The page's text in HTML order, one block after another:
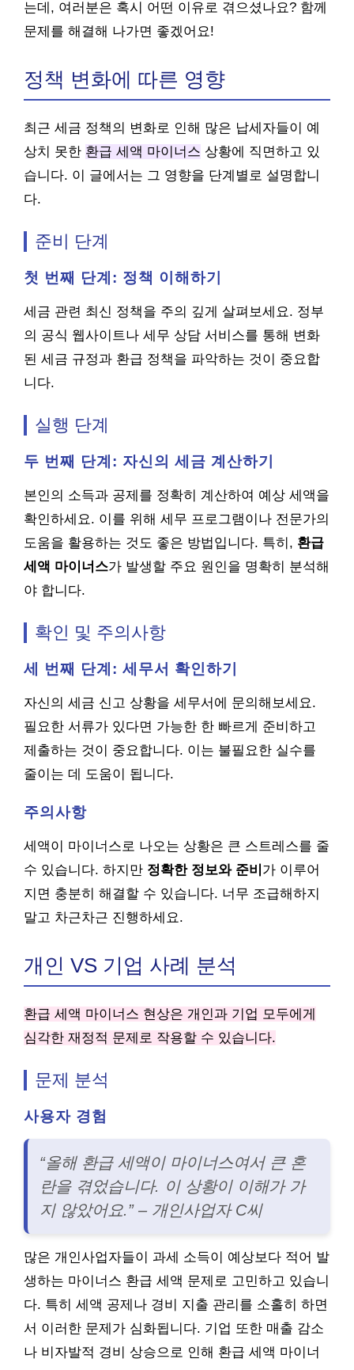
는데, 여러분은 혹시 어떤 이유로 겪으셨나요? 함께
문제를 해결해 나가면 좋겠어요!
정책 변화에 따른 영향
최근 세금 정책의 변화로 인해 많은 납세자들이 예
상치 못한 환급 세액 마이너스 상황에 직면하고 있
습니다. 이 글에서는 그 영향을 단계별로 설명합니
다.
준비 단계
첫 번째 단계: 정책 이해하기
세금 관련 최신 정책을 주의 깊게 살펴보세요. 정부
의 공식 웹사이트나 세무 상담 서비스를 통해 변화
된 세금 규정과 환급 정책을 파악하는 것이 중요합
니다.
실행 단계
두 번째 단계: 자신의 세금 계산하기
본인의 소득과 공제를 정확히 계산하여 예상 세액을
확인하세요. 이를 위해 세무 프로그램이나 전문가의
도움을 활용하는 것도 좋은 방법입니다. 특히, 환급
세액 마이너스가 발생할 주요 원인을 명확히 분석해
야 합니다.
확인 및 주의사항
세 번째 단계: 세무서 확인하기
자신의 세금 신고 상황을 세무서에 문의해보세요.
필요한 서류가 있다면 가능한 한 빠르게 준비하고
제출하는 것이 중요합니다. 이는 불필요한 실수를
줄이는 데 도움이 됩니다.
주의사항
세액이 마이너스로 나오는 상황은 큰 스트레스를 줄
수 있습니다. 하지만 정확한 정보와 준비 가 이루어
지면 충분히 해결할 수 있습니다. 너무 조급해하지
말고 차근차근 진행하세요.
개인 VS 기업 사례 분석
환급 세액 마이너스 현상은 개인과 기업 모두에게
심각한 재정적 문제로 작용할 수 있습니다.
문제 분석
사용자 경험
“올해 환급 세액이 마이너스여서 큰 혼
란을 겪었습니다. 이 상황이 이해가 가
지 않았어요.” – 개인사업자 C씨
많은 개인사업자들이 과세 소득이 예상보다 적어 발
생하는 마이너스 환급 세액 문제로 고민하고 있습니
다. 특히 세액 공제나 경비 지출 관리를 소홀히 하면
서 이러한 문제가 심화됩니다. 기업 또한 매출 감소
나 비자발적 경비 상승으로 인해 환급 세액 마이너